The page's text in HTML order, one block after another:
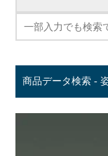
商品データ検索 -